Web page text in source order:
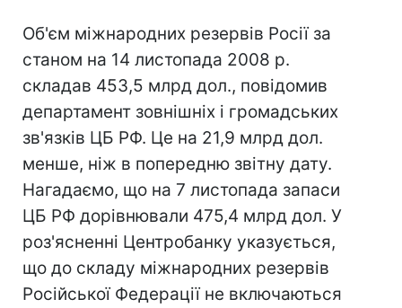
Об'єм міжнародних резервів Росії за
станом на 14 листопада 2008 р.
складав 453,5 млрд дол., повідомив
департамент зовнішніх і громадських
зв'язків ЦБ РФ. Це на 21,9 млрд дол.
менше, ніж в попередню звітну дату.
Нагадаємо, що на 7 листопада запаси
ЦБ РФ дорівнювали 475,4 млрд дол. У
роз'ясненні Центробанку указується,
що до складу міжнародних резервів
Російської Федерації не включаються